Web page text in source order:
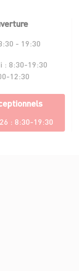
- 19:30
: 8:30-19:30
12:30
: 8:30-19:30